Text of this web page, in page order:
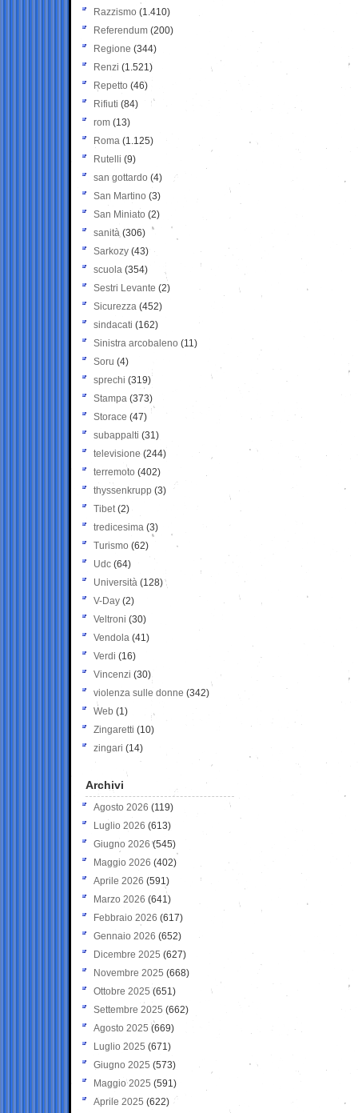
Razzismo (1.410)
Referendum (200)
Regione (344)
Renzi (1.521)
Repetto (46)
Rifiuti (84)
rom (13)
Roma (1.125)
Rutelli (9)
san gottardo (4)
San Martino (3)
San Miniato (2)
sanità (306)
Sarkozy (43)
scuola (354)
Sestri Levante (2)
Sicurezza (452)
sindacati (162)
Sinistra arcobaleno (11)
Soru (4)
sprechi (319)
Stampa (373)
Storace (47)
subappalti (31)
televisione(244)
terremoto (402)
thyssenkrupp (3)
Tibet(2)
tredicesima (3)
Turismo (62)
Udc (64)
Università (128)
V-Day (2)
Veltroni (30)
Vendola (41)
Verdi (16)
Vincenzi (30)
violenza sulle donne (342)
Web (1)
Zingaretti (10)
zingari (14)
Archivi
Agosto 2026 (119)
Luglio 2026 (613)
Giugno 2026 (545)
Maggio 2026 (402)
Aprile 2026 (591)
Marzo 2026 (641)
Febbraio 2026 (617)
Gennaio 2026 (652)
Dicembre 2025 (627)
Novembre 2025 (668)
Ottobre 2025 (651)
Settembre 2025 (662)
Agosto 2025 (669)
Luglio 2025 (671)
Giugno 2025 (573)
Maggio 2025 (591)
Aprile 2025 (622)